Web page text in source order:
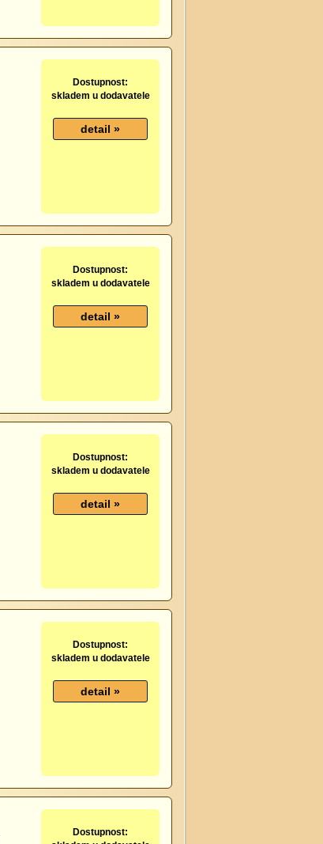
Dostupnost:
skladem u dodavatele
Dostupnost:
skladem u dodavatele
Dostupnost:
skladem u dodavatele
Dostupnost:
skladem u dodavatele
Dostupnost: